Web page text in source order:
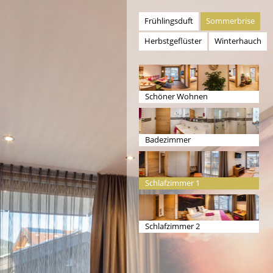
Frühlingsduft
Sommerbrise
Herbstgeflüster
Winterhauch
Schöner Wohnen
Badezimmer
Schlafzimmer 1
Schlafzimmer 2